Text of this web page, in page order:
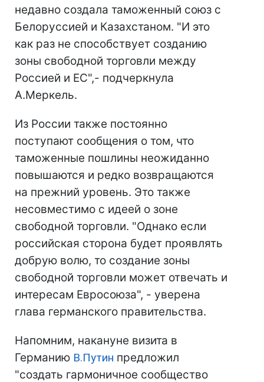
недавно создала таможенный союз с
Белоруссией и Казахстаном. "И это
как раз не способствует созданию
зоны свободной торговли между
Россией и ЕС",- подчеркнула
А.Меркель.
Из России также постоянно
поступают сообщения о том, что
таможенные пошлины неожиданно
повышаются и редко возвращаются
на прежний уровень. Это также
несовместимо с идеей о зоне
свободной торговли. "Однако если
российская сторона будет проявлять
добрую волю, то создание зоны
свободной торговли может отвечать и
интересам Евросоюза", - уверена
глава германского правительства.
Напомним, накануне визита в
Германию В.Путин предложил
"создать гармоничное сообщество